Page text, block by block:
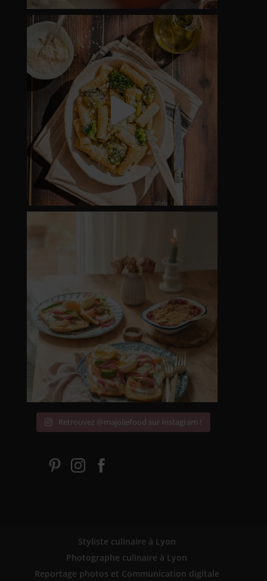
Retrouvez @majoliefood sur Instagram !
Styliste culinaire à Lyon
Photographe culinaire à Lyon
Reportage photos et Communication digitale